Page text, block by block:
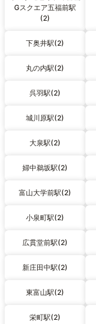
Gスクエア五福前駅
(2)
下奥井駅(2)
丸の内駅(2)
呉羽駅(2)
城川原駅(2)
大泉駅(2)
婦中鵜坂駅(2)
富山大学前駅(2)
小泉町駅(2)
広貫堂前駅(2)
新庄田中駅(2)
東富山駅(2)
栄町駅(2)